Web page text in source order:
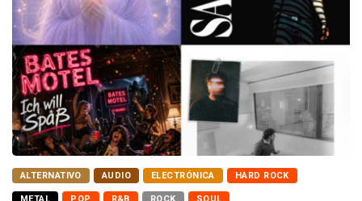
ALTERNATIVO AUDIO ELECTRÓNICA HARD ROCK